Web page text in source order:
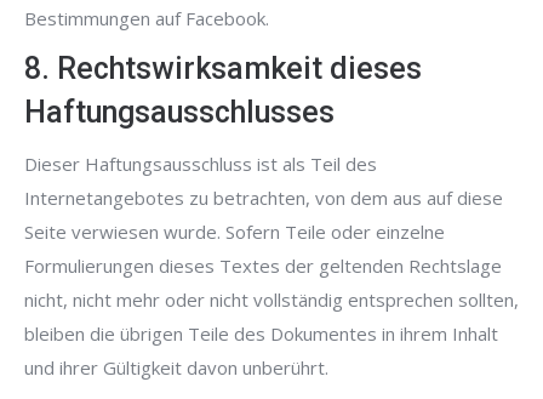
Bestimmungen auf Facebook.
8. Rechtswirksamkeit dieses
Haftungsausschlusses
Dieser Haftungsausschluss ist als Teil des
Internetangebotes zu betrachten, von dem aus auf diese
Seite verwiesen wurde. Sofern Teile oder einzelne
Formulierungen dieses Textes der geltenden Rechtslage
nicht, nicht mehr oder nicht vollständig entsprechen sollten,
bleiben die übrigen Teile des Dokumentes in ihrem Inhalt
und ihrer Gültigkeit davon unberührt.